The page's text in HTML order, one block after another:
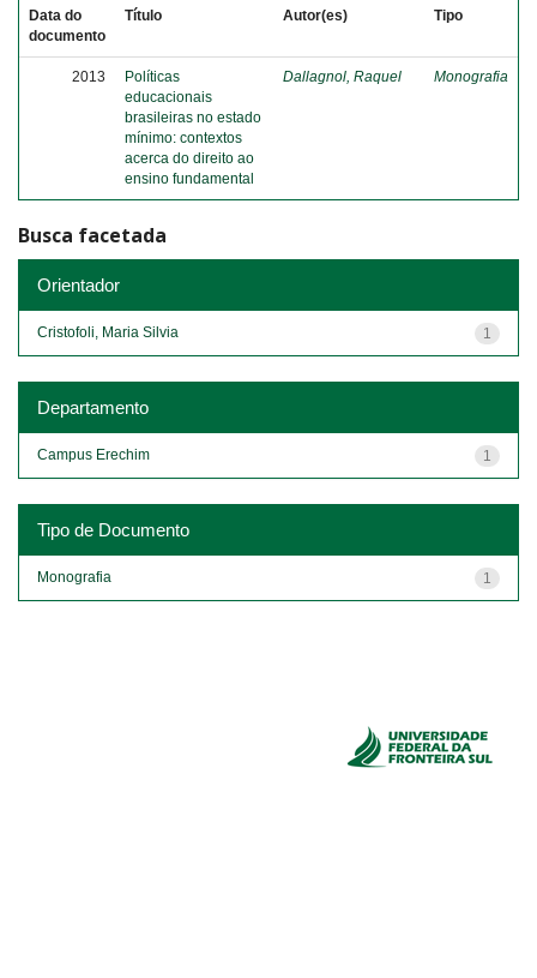
Data do
documento
Título Autor(es) Tipo
2013
Políticas
educacionais
brasileiras no estado
mínimo: contextos
acerca do direito ao
ensino fundamental
Dallagnol, Raquel Monografia
Busca facetada
Orientador
1
Cristofoli, Maria Silvia
Departamento
1
Campus Erechim
Tipo de Documento
1
Monografia